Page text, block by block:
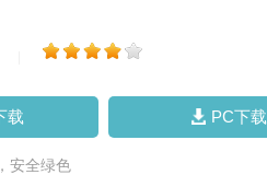
载 PC下载
安全绿色